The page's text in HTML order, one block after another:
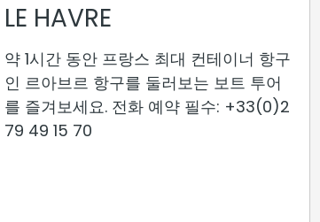
LE HAVRE
약 1시간 동안 프랑스 최대 컨테이너 항구
인 르아브르 항구를 둘러보는 보트 투어
를 즐겨보세요. 전화 예약 필수: +33(0)2
79 49 15 70